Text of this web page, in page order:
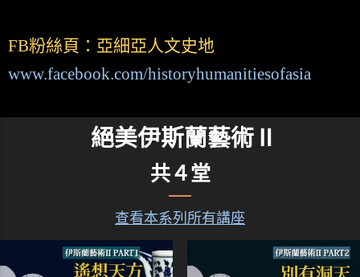
FB粉絲頁：亞細亞人文史地
www.facebook.com/historyhumanitiesofasia
絕美伊斯蘭藝術Ⅱ
共４堂
查看本系列所有講座